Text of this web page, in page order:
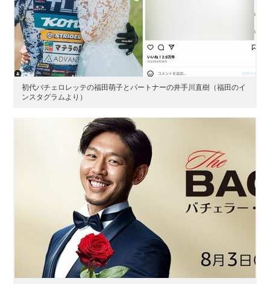
初代バチェロレッテの福田萌子とパートナーの井手川直樹（福田のイ
ンスタグラムより）